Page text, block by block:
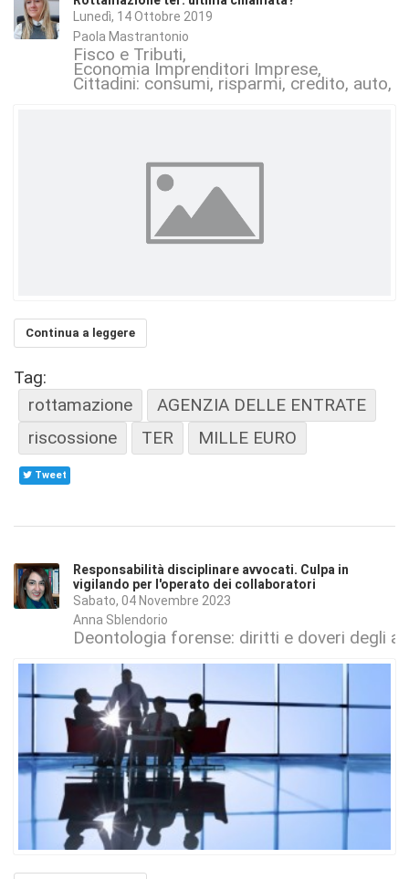
Lunedì, 14 Ottobre 2019
Paola Mastrantonio
Fisco e Tributi
Economia Imprenditori Imprese
Cittadini: consumi, risparmi, credito, auto,
Continua a leggere
Tag:
rottamazione
AGENZIA DELLE ENTRATE
riscossione
TER MILLE EURO
Tweet
Responsabilità disciplinare avvocati. Culpa in
vigilando per l'operato dei collaboratori
Sabato, 04 Novembre 2023
Anna Sblendorio
Deontologia forense: diritti e doveri degli